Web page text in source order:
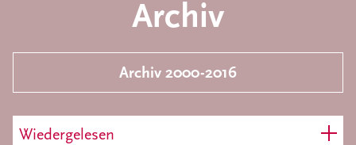
Archiv
Archiv 2000-2016
Wiedergelesen